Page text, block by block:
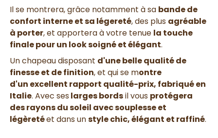
Il se montrera, grâce notamment à sa bande de
confort interne et sa légereté, des plus agréable
à porter, et apportera à votre tenue la touche
finale pour un look soigné et élégant.
Un chapeau disposant d'unebelle qualité de
finesse et de finition, et qui se montre
d'un excellent rapport qualité-prix, fabriqué en
Italie. Avec seslarges bordsil vous protégera
des rayons du soleil avec souplesse et
légèretéet dans unstyle chic, élégant et raffiné.